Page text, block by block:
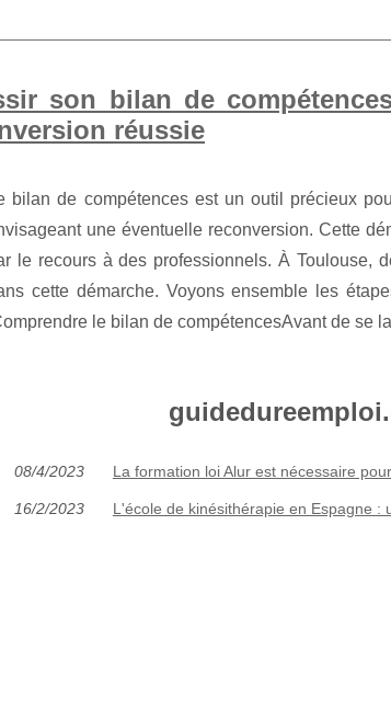
son bilan de
réussie
bilan de compétences est un outil précieux
une éventuelle reconversion. Cette
le recours à des professionnels. À Toulouse,
cette démarche. Voyons ensemble les
le bilan de compétencesAvant de se
08/4/2023 La formation loi Alur est nécessaire
16/2/2023 L'école de kinésithérapie en Espagne